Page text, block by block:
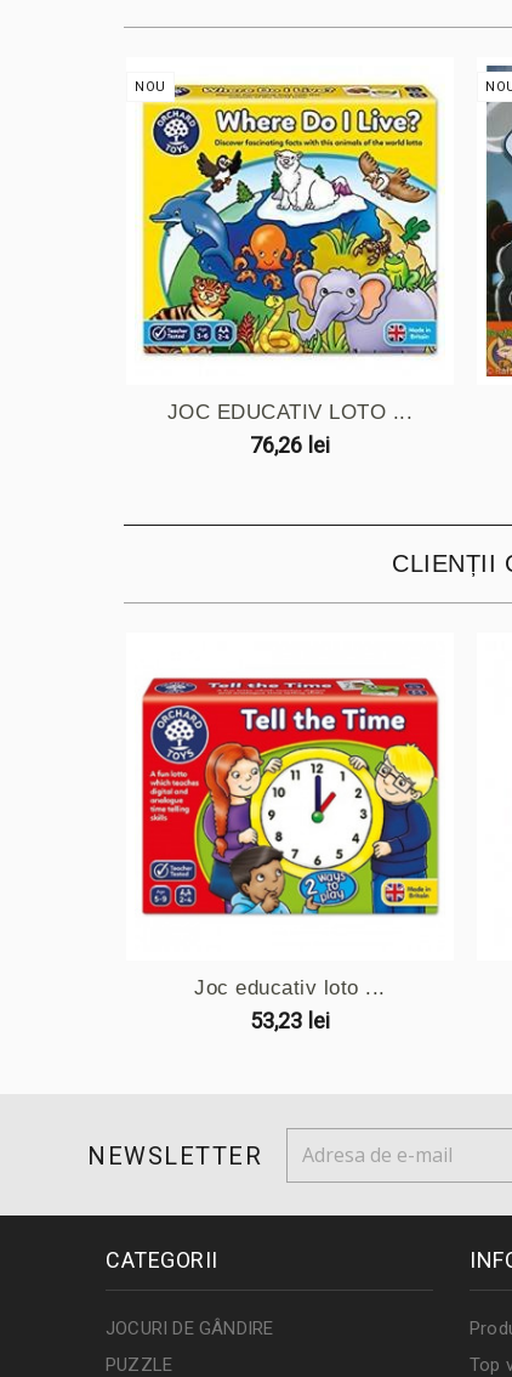
NOU
JOC EDUCATIV LOTO ...
76,26 lei
CLIENȚII
Joc educativ loto ...
53,23 lei
NEWSLETTER
CATEGORII
JOCURI DE GÂNDIRE
PUZZLE
Top